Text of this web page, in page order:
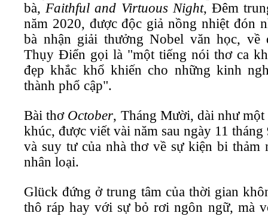
bà, Faithful and Virtuous Night, Đêm
năm 2020, được độc giả nồng nhiệt đón
bà nhận giải thưởng Nobel văn học, về
Thụy Điển gọi là "một tiếng nói thơ ca
đẹp khắc khổ khiến cho những kinh
thành phổ cập".
Bài thơ October, Tháng Mười, dài như
khúc, được viết vài năm sau ngày 11
và suy tư của nhà thơ về sự kiện bi thảm
nhân loại.
Glück đứng ở trung tâm của thời gian
thô ráp hay với sự bỏ rơi ngôn ngữ, mà